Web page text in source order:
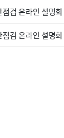
검 온라인 설명
검 온라인 설명